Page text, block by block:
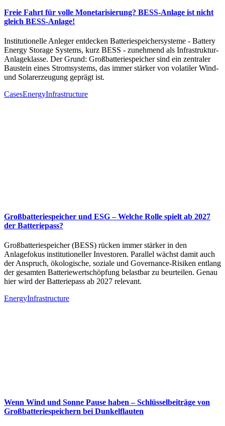
Freie Fahrt für volle Monetarisierung? BESS-Anlage ist nicht
gleich BESS-Anlage!
Institutionelle Anleger entdecken Batteriespeichersysteme - Battery
Energy Storage Systems, kurz BESS - zunehmend als Infrastruktur-
Anlageklasse. Der Grund: Großbatteriespeicher sind ein zentraler
Baustein eines Stromsystems, das immer stärker von volatiler Wind-
und Solarerzeugung geprägt ist.
CasesEnergyInfrastructure
Großbatteriespeicher und ESG – Welche Rolle spielt ab 2027
der Batteriepass?
Großbatteriespeicher (BESS) rücken immer stärker in den
Anlagefokus institutioneller Investoren. Parallel wächst damit auch
der Anspruch, ökologische, soziale und Governance-Risiken entlang
der gesamten Batteriewertschöpfung belastbar zu beurteilen. Genau
hier wird der Batteriepass ab 2027 relevant.
EnergyInfrastructure
Wenn Wind und Sonne Pause haben – Schlüsselbeiträge von
Großbatteriespeichern bei Dunkelflauten